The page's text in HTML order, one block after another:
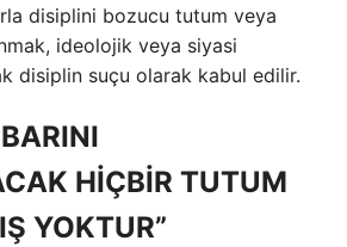
disiplini bozucu tutum veya
ideolojik veya siyasi
disiplin suçu olarak kabul edilir.
HİÇBİR TUTUM
YOKTUR”